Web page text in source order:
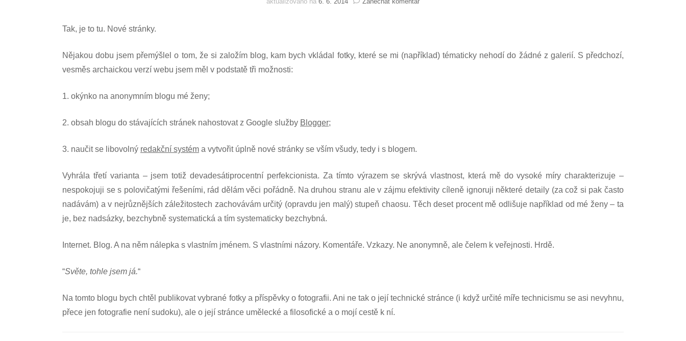
trh
Tak, je to tu. Nové stránky.
Nějakou dobu jsem přemýšlel o tom, že si založím blog, kam bych vkládal fotky, které se mi (například) tématicky nehodí do žádné z galerií. S předchozí,
vesměs archaickou verzí webu jsem měl v podstatě tři možnosti:
1. okýnko na anonymním blogu mé ženy;
2. obsah blogu do stávajících stránek nahostovat z Google služby Blogger;
3. naučit se libovolný redakční systém a vytvořit úplně nové stránky se vším všudy, tedy i s blogem.
Vyhrála třetí varianta – jsem totiž devadesátiprocentní perfekcionista. Za tímto výrazem se skrývá vlastnost, která mě do vysoké míry charakterizuje –
nespokojuji se s polovičatými řešeními, rád dělám věci pořádně. Na druhou stranu ale v zájmu efektivity cíleně ignoruji některé detaily (za což si pak často
nadávám) a v nejrůznějších záležitostech zachovávám určitý (opravdu jen malý) stupeň chaosu. Těch deset procent mě odlišuje například od mé ženy – ta
je, bez nadsázky, bezchybně systematická a tím systematicky bezchybná.
Internet. Blog. A na něm nálepka s vlastním jménem. S vlastními názory. Komentáře. Vzkazy. Ne anonymně, ale čelem k veřejnosti. Hrdě.
“Světe, tohle jsem já.“
Na tomto blogu bych chtěl publikovat vybrané fotky a příspěvky o fotografii. Ani ne tak o její technické stránce (i když určité míře technicismu se asi nevyhnu,
přece jen fotografie není sudoku), ale o její stránce umělecké a filosofické a o mojí cestě k ní.